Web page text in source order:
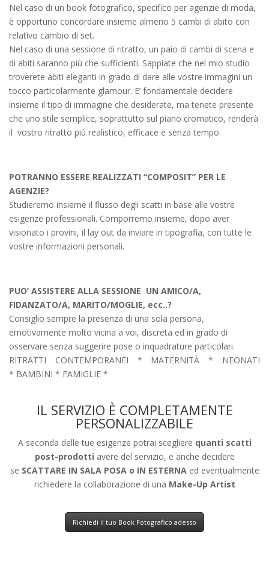
Nel caso di un book fotografico, specifico per agenzie di moda,
è opportuno concordare insieme almeno 5 cambi di abito con
relativo cambio di set.
Nel caso di una sessione di ritratto, un paio di cambi di scena e
di abiti saranno più che sufficienti. Sappiate che nel mio studio
troverete abiti eleganti in grado di dare alle vostre immagini un
tocco particolarmente glamour. E’ fondamentale decidere
insieme il tipo di immagine che desiderate, ma tenete presente
che uno stile semplice, soprattutto sul piano cromatico, renderà
il vostro ritratto più realistico, efficace e senza tempo.
POTRANNO ESSERE REALIZZATI “COMPOSIT” PER LE
AGENZIE?
Studieremo insieme il flusso degli scatti in base alle vostre
esigenze professionali. Comporremo insieme, dopo aver
visionato i provini, il lay out da inviare in tipografia, con tutte le
vostre informazioni personali.
PUO’ ASSISTERE ALLA SESSIONE UN AMICO/A,
FIDANZATO/A, MARITO/MOGLIE, ecc..?
Consiglio sempre la presenza di una sola persona,
emotivamente molto vicina a voi, discreta ed in grado di
osservare senza suggerire pose o inquadrature particolari.
RITRATTI CONTEMPORANEI * MATERNITÀ * NEONATI
* BAMBINI * FAMIGLIE *
IL SERVIZIO È COMPLETAMENTE
PERSONALIZZABILE
A seconda delle tue esigenze potrai scegliere quanti scatti
post-prodotti avere del servizio, e anche decidere
se SCATTARE IN SALA POSA o IN ESTERNAed eventualmente
richiedere la collaborazione di una Make-Up Artist
Richiedi il tuo Book Fotografico adesso